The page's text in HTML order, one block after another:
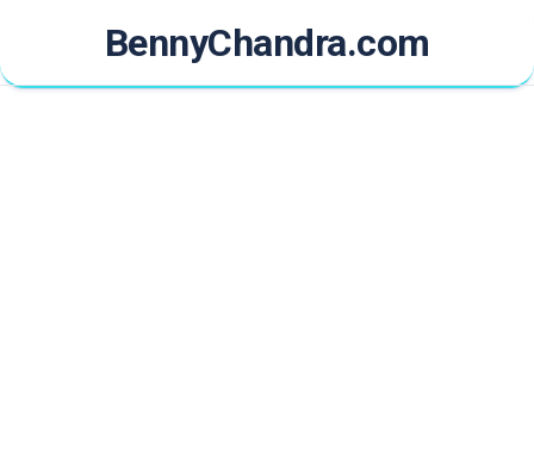
content
BennyChandra.com